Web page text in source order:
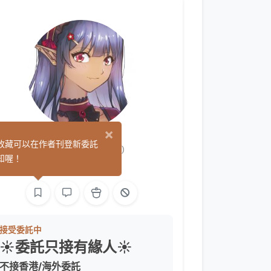
瀞云Carol (0)
接受委託中
☀委託只接有緣人☀
不接香港/海外委託
×
藏可以在作者刊登新委託
喔！